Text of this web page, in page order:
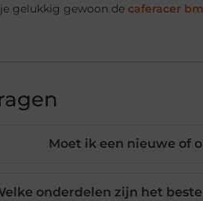
gelukkig gewoon de caferacer
Moet ik een nieuwe of
onderdelen zijn het